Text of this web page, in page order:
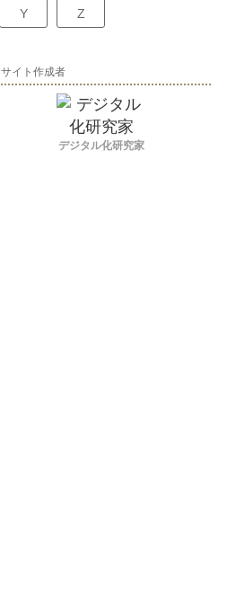
Y Z
サイト作成者
デジタル化研究家